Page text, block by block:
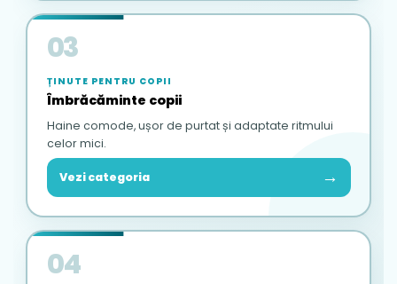
03
ȚINUTE PENTRU COPII
Îmbrăcăminte copii
Haine comode, ușor de purtat și adaptate ritmului
celor mici.
Vezi categoria →
04